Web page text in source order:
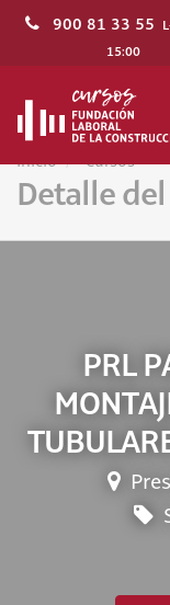
900 81 33 55
15:00
Inicio Cursos
Detalle
PRL